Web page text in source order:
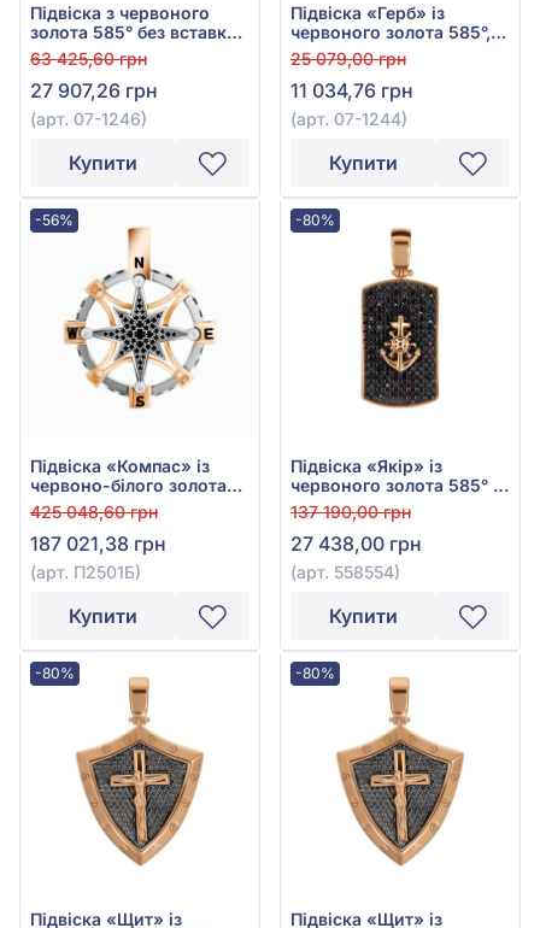
Підвіска з червоного
золота 585° без вставки,
арт. 07-1246
63 425,60 грн
27 907,26 грн
(арт. 07-1246)
Купити
Підвіска «Герб» із
червоного золота 585°,
без вставки, арт. 07-1244
25 079,00 грн
11 034,76 грн
(арт. 07-1244)
Купити
-56%
Підвіска «Компас» із
червоно-білого золота
585° з чорним фіанітом/
куб.цирконієм та
емаллю, арт. П2501Б
425 048,60 грн
187 021,38 грн
(арт. П2501Б)
Купити
-80%
Підвіска «Якір» із
червоного золота 585° з
чорним фіанітом, арт.
558554
137 190,00 грн
27 438,00 грн
(арт. 558554)
Купити
-80%
Підвіска «Щит» із
-80%
Підвіска «Щит» із